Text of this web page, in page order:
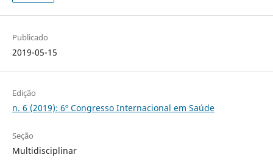
Publicado
2019-05-15
Edição
n. 6 (2019): 6º Congresso Internacional em Saúde
Seção
Multidisciplinar